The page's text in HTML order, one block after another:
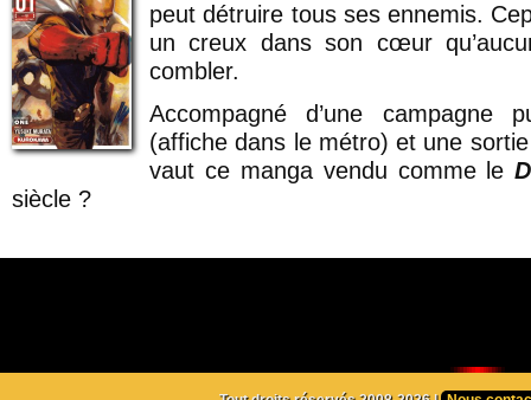
peut détruire tous ses ennemis.
un creux dans son cœur
combler.
Accompagné d’une campagne
(affiche dans le métro) et une
vaut ce manga vendu comme le
siècle ?